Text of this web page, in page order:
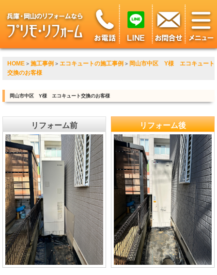
HOME > 施工事例 > エコキュートの施工事例 > 岡山市中区 Y様 エコキュート
交換のお客様
岡山市中区 Y様 エコキュート交換のお客様
リフォーム前 リフォーム後